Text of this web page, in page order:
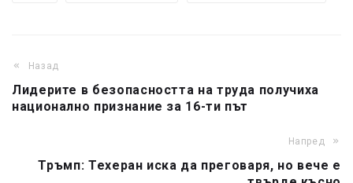
Назад
Лидерите в безопасността на труда получиха
национално признание за 16-ти път
Напред
Тръмп: Техеран иска да преговаря, но вече е